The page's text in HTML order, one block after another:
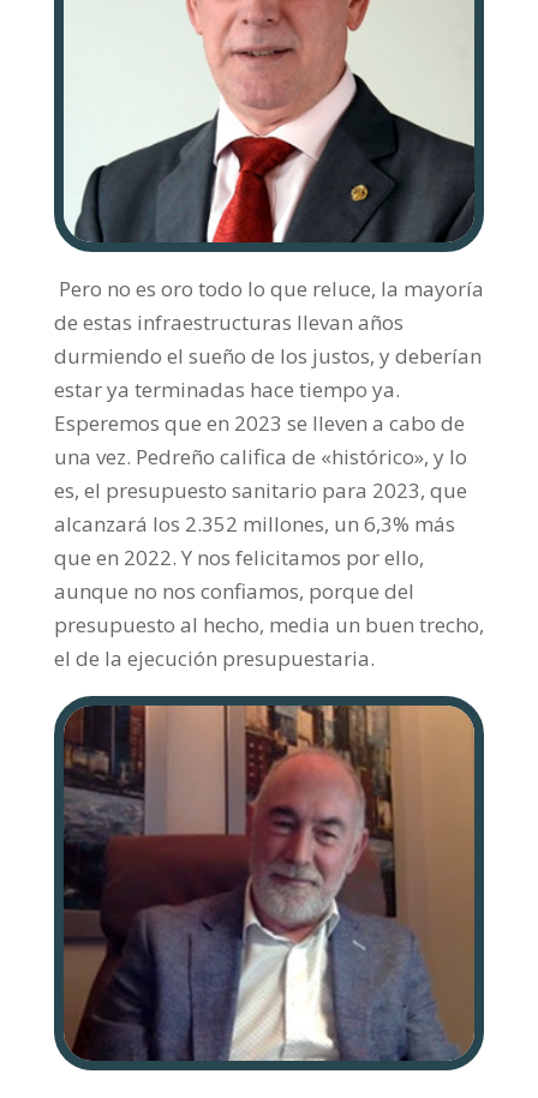
Pero no es oro todo lo que reluce, la mayoría
de estas infraestructuras llevan años
durmiendo el sueño de los justos, y deberían
estar ya terminadas hace tiempo ya.
Esperemos que en 2023 se lleven a cabo de
una vez. Pedreño califica de «histórico», y lo
es, el presupuesto sanitario para 2023, que
alcanzará los 2.352 millones, un 6,3% más
que en 2022. Y nos felicitamos por ello,
aunque no nos confiamos, porque del
presupuesto al hecho, media un buen trecho,
el de la ejecución presupuestaria.